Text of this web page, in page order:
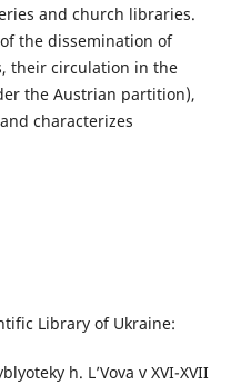
and church libraries.
the dissemination of
their circulation in the
the Austrian partition),
characterizes
Library of Ukraine:
h. L’Vova v XVI-XVII